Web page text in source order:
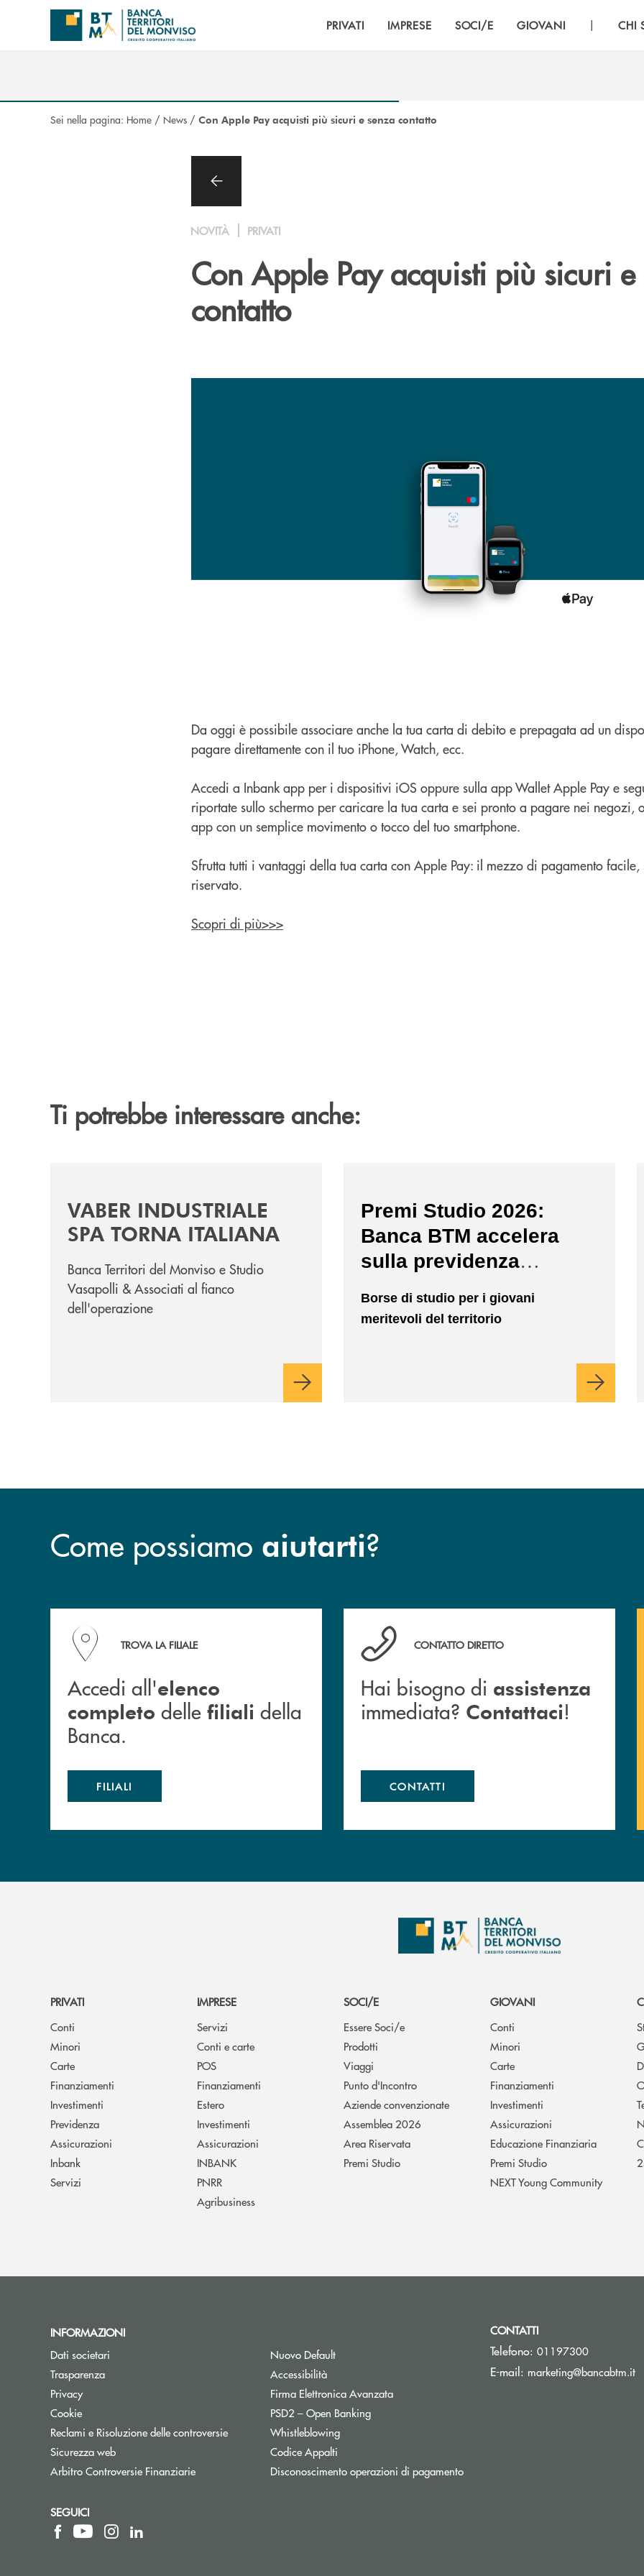
Salta al contenuto principale
PRIVATI IMPRESE SOCI/E GIOVANI | CHI
Sei nella pagina: Home / News / Con Apple Pay acquisti più sicuri e senza contatto
NOVITÀ PRIVATI
Con Apple Pay acquisti più sicuri e
contatto
Da oggi è possibile associare anche la tua carta di debito e prepagata ad un
pagare direttamente con il tuo iPhone, Watch, ecc.
Accedi a Inbank app per i dispositivi iOS oppure sulla app Wallet Apple Pay e
riportate sullo schermo per caricare la tua carta e sei pronto a pagare nei negozi,
app con un semplice movimento o tocco del tuo smartphone.
Sfrutta tutti i vantaggi della tua carta con Apple Pay: il mezzo di pagamento facile,
riservato.
Scopri di più>>>
Ti potrebbe interessare anche:
VABER INDUSTRIALE
SPA TORNA ITALIANA
Banca Territori del Monviso e Studio
Vasapolli & Associati al fianco
dell'operazione
Premi Studio 2026:
Banca BTM accelera
sulla previdenza
nuove generazioni
Borse di studio per i giovani
meritevoli del territorio
Come possiamo aiutarti?
Accedi all' elenco completo delle filiali della Banca.
TROVA LA FILIALE
Accedi all'elenco
completo delle filiali della
Banca.
FILIALI
Hai bisogno di assistenza immediata? Contattaci !
CONTATTO DIRETTO
Hai bisogno di assistenza
immediata? Contattaci!
CONTATTI
PRIVATI
Conti
Minori
Carte
Finanziamenti
Investimenti
Previdenza
Assicurazioni
Inbank
Servizi
IMPRESE
Servizi
Conti e carte
POS
Finanziamenti
Estero
Investimenti
Assicurazioni
INBANK
PNRR
Agribusiness
SOCI/E
Essere Soci/e
Prodotti
Viaggi
Punto d'Incontro
Aziende convenzionate
Assemblea 2026
Area Riservata
Premi Studio
GIOVANI
Conti
Minori
Carte
Finanziamenti
Investimenti
Assicurazioni
Educazione Finanziaria
Premi Studio
NEXT Young Community
INFORMAZIONI
Dati societari
Trasparenza
Privacy
Cookie
Reclami e Risoluzione delle controversie
Sicurezza web
Arbitro Controversie FinanziarieApre una nuova finestra
Nuovo DefaultApre una nuova finestra
Accessibilità
Firma Elettronica AvanzataApre una nuova finestra
PSD2 – Open BankingApre una nuova finestra
WhistleblowingApre una nuova finestra
Codice Appalti
Disconoscimento operazioni di pagamento
CONTATTI
Telefono: 01197300
E-mail: marketing@bancabtm.it
SEGUICI